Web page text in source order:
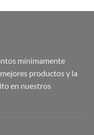
mínimamente
productos y la
en nuestros